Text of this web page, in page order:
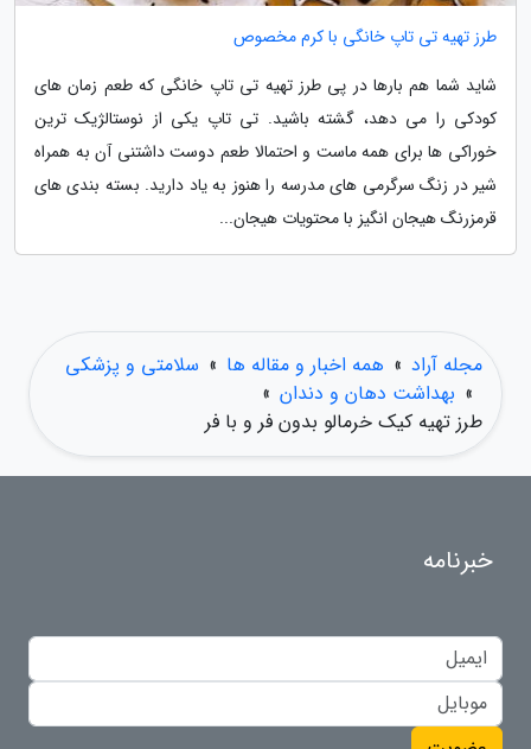
طرز تهیه تی تاپ خانگی با کرم مخصوص
شاید شما هم بارها در پی طرز تهیه تی تاپ خانگی که طعم زمان های
کودکی را می دهد، گشته باشید. تی تاپ یکی از نوستالژیک ترین
خوراکی ها برای همه ماست و احتمالا طعم دوست داشتنی آن به همراه
شیر در زنگ سرگرمی های مدرسه را هنوز به یاد دارید. بسته بندی های
قرمزرنگ هیجان انگیز با محتویات هیجان...
مجله آراد » همه اخبار و مقاله ها » سلامتی و پزشکی
» بهداشت دهان و دندان »
طرز تهیه کیک خرمالو بدون فر و با فر
خبرنامه